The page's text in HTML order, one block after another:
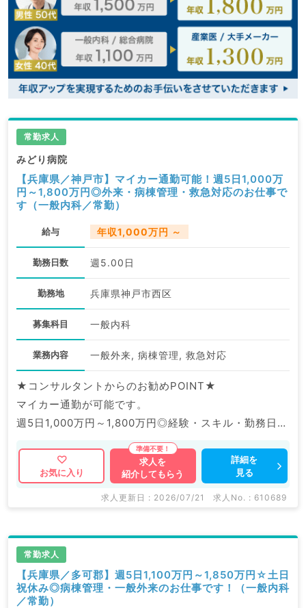
常勤求人
みどり病院
【兵庫県／神戸市】マイカー通勤可能！週5日1,000万
円～1,800万円◎外来・病棟管理・救急対応のお仕事で
す（一般内科／常勤）
給与 年収1,000万円 ～
勤務日数 週5.00日
勤務地 兵庫県神戸市西区
募集科目 一般内科
業務内容 一般外来, 病棟管理, 救急対応
★コンサルタントからのお勧めPOINT★
マイカー通勤が可能です。
週5日1,000万円～1,800万円◎経験・スキル・勤務日数
マイナビDOCTORでは病院やクリニックなどの医療機
関求人はもちろんのこと、
ます。
求人内容の詳細等はお気軽にお問合せ下さい。
お気に入り
求人を
紹介してもらう
詳細を
見る
求人更新日 : 2026/07/21 求人No. : 610689
常勤求人
【兵庫県／多可郡】週5日1,100万円～1,850万円☆土日
祝休み◎病棟管理・一般外来のお仕事です！（一般内科
／常勤）